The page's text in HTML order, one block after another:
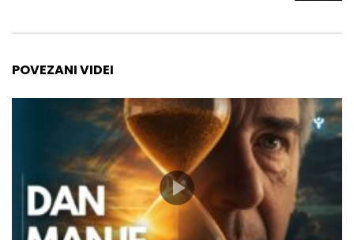
POVEZANI VIDEI